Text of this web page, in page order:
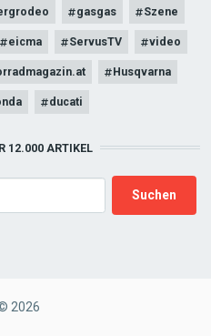
gasgas Szene
eicma ServusTV video
Husqvarna
ducati
12.000 ARTIKEL
2026